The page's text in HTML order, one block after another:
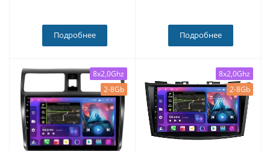
Подробнее Подробнее
8x2,0Ghz
2-8Gb
8x2,0Ghz
2-8Gb